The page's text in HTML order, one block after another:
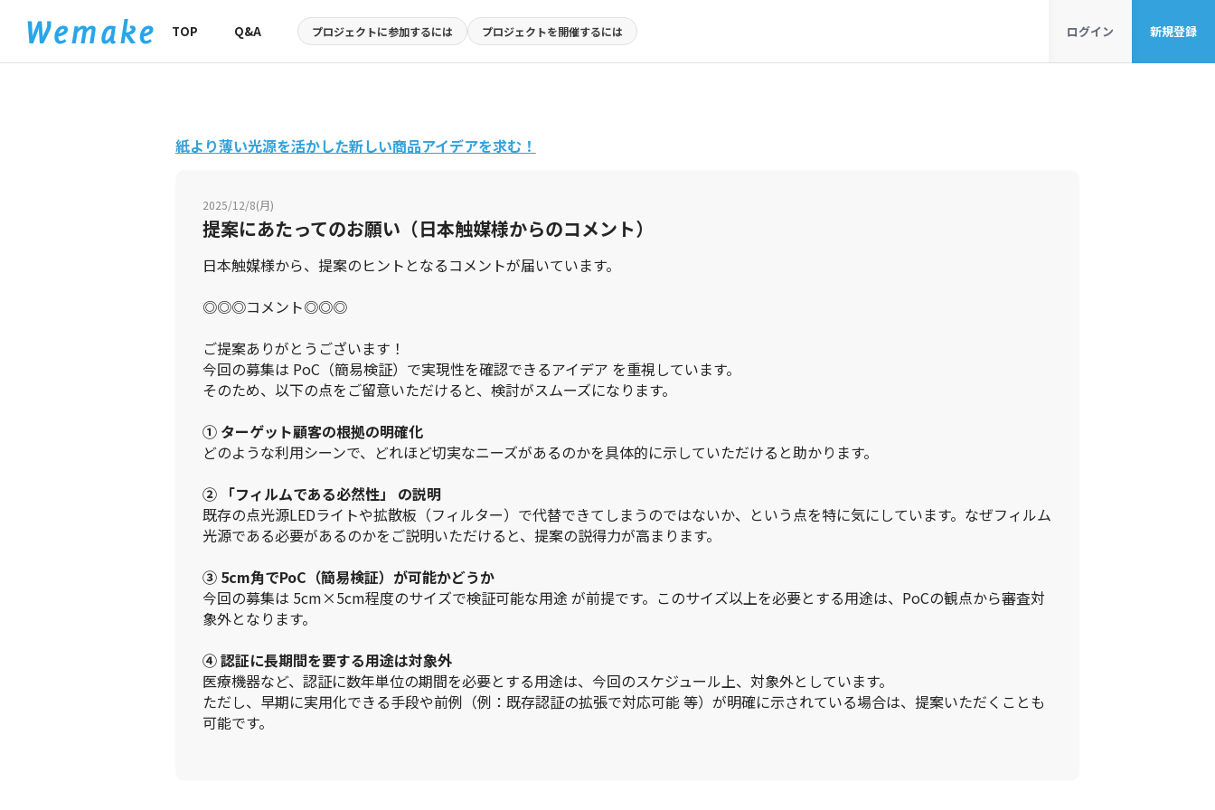
TOP Q&A プロジェクトに参加するには プロジェクトを開催するには ログイン 新規登録
紙より薄い光源を活かした新しい商品アイデアを求む！
2025/12/8(月)
提案にあたってのお願い（日本触媒様からのコメント）
日本触媒様から、提案のヒントとなるコメントが届いています。
◎◎◎コメント◎◎◎
ご提案ありがとうございます！
今回の募集は PoC（簡易検証）で実現性を確認できるアイデア を重視しています。
そのため、以下の点をご留意いただけると、検討がスムーズになります。
① ターゲット顧客の根拠の明確化
どのような利用シーンで、どれほど切実なニーズがあるのかを具体的に示していただけると助かります。
② 「フィルムである必然性」 の説明
既存の点光源LEDライトや拡散板（フィルター）で代替できてしまうのではないか、という点を特に気にしています。なぜフィルム
光源である必要があるのかをご説明いただけると、提案の説得力が高まります。
③ 5cm角でPoC（簡易検証）が可能かどうか
今回の募集は 5cm×5cm程度のサイズで検証可能な用途 が前提です。このサイズ以上を必要とする用途は、PoCの観点から審査対
象外となります。
④ 認証に長期間を要する用途は対象外
医療機器など、認証に数年単位の期間を必要とする用途は、今回のスケジュール上、対象外としています。
ただし、早期に実用化できる手段や前例（例：既存認証の拡張で対応可能 等）が明確に示されている場合は、提案いただくことも
可能です。